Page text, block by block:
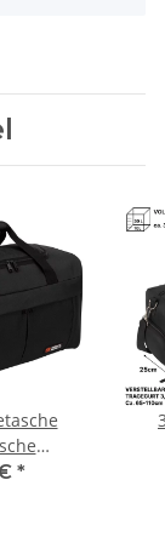
*